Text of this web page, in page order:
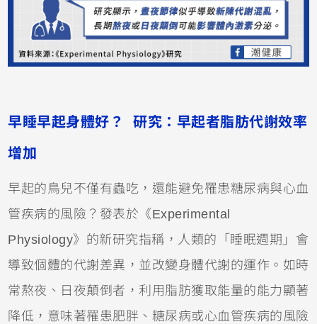
早睡早起身體好？ 研究：早起者脂肪代謝效率
增加
早起的鳥兒不僅有蟲吃，還能避免罹患糖尿病與心血
管疾病的風險？發表於《Experimental
Physiology》的新研究指稱，人類的「睡眠週期」會
導致個體的代謝差異，並改變身體代謝的運作。如時
常熬夜、日夜顛倒者，利用脂肪獲取能量的能力顯著
降低，意味著罹患肥胖、糖尿病或心血管疾病的風險